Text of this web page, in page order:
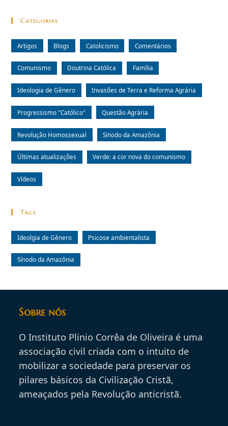
Categorias
Artigos Blogs Catolicismo Comentários
Comunismo Doutrina Católica Família
Ideologia de Gênero Invasões de Terra e Reforma Agrária
Progressismo "Católico" Questão Agrária
Revolução Homossexual Sínodo da Amazônia
Últimas atualizações Verde: a cor nova do comunismo
Vídeos
Tags
Ideolgia de Gênero Psicose ambientalista
Sínodo da Amazônia
Sobre nós
O Instituto Plinio Corrêa de Oliveira é uma
associação civil criada com o intuito de
mobilizar a sociedade para preservar os
pilares básicos da Civilização Cristã,
ameaçados pela Revolução anticristã.